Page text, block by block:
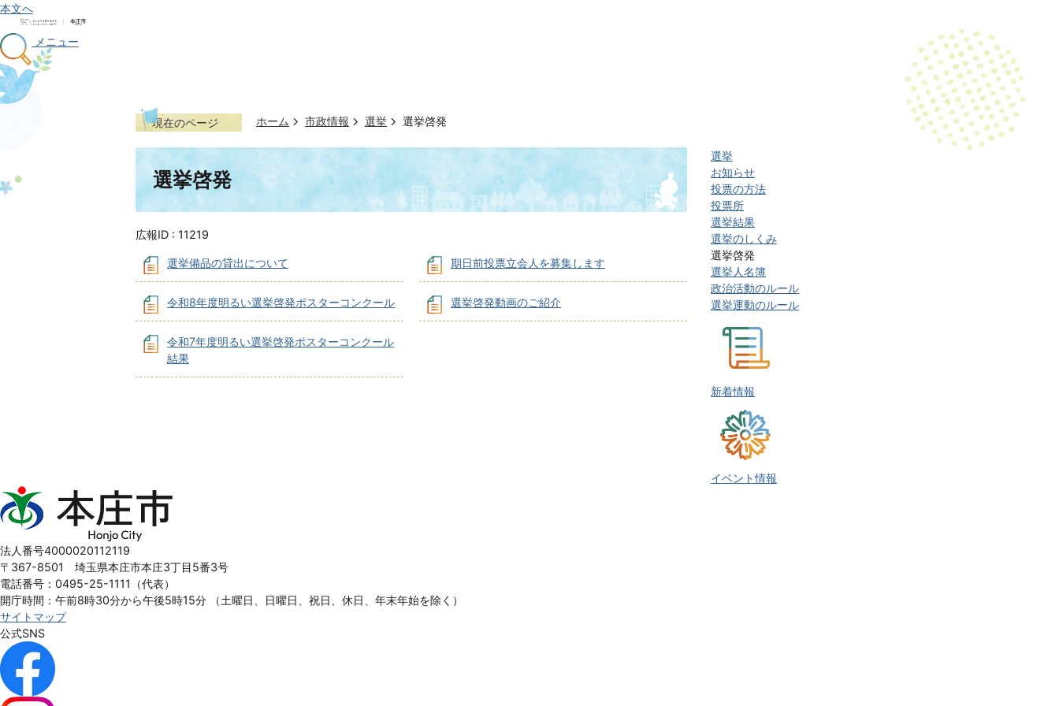
本文へ
メニュー
現在のページ ホーム 市政情報 選挙 選挙啓発
選挙啓発
広報ID : 11219
選挙備品の貸出について 期日前投票立会人を募集します
令和8年度明るい選挙啓発ポスターコンクール 選挙啓発動画のご紹介
令和7年度明るい選挙啓発ポスターコンクール
結果
選挙
お知らせ
投票の方法
投票所
選挙結果
選挙のしくみ
選挙啓発
選挙人名簿
政治活動のルール
選挙運動のルール
新着情報
イベント情報
本
庄
Honjo
City
法人番号4000020112119
〒367-8501 埼玉県本庄市本庄3丁目5番3号
電話番号：0495-25-1111（代表）
開庁時間：午前8時30分から午後5時15分
（土曜日、日曜日、祝日、休日、年末年始を除く）
サイトマップ
公式SNS